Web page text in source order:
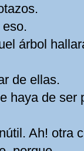
árbol
de ellas.
haya de ser
Ah! otra